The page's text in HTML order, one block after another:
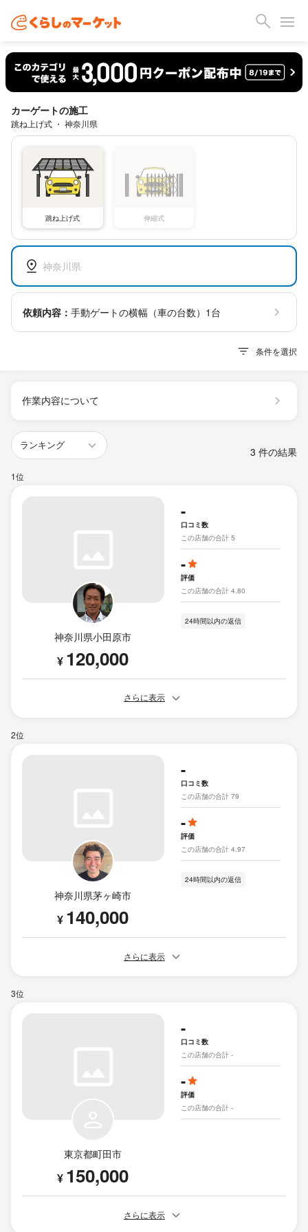
カーゲートの施工
跳ね上げ式 ・ 神奈川県
跳ね上げ式 伸縮式
神奈川県
依頼内容： 手動ゲートの横幅（車の台数）1台
条件を選択
作業内容について
3 件の結果
1位
神奈川県小田原市
¥ 120,000
-
口コミ数
この店舗の合計 5
-
評価
この店舗の合計 4.80
24時間以内の返信
さらに表示
2位
神奈川県茅ヶ崎市
¥ 140,000
-
口コミ数
この店舗の合計 79
-
評価
この店舗の合計 4.97
24時間以内の返信
さらに表示
3位
東京都町田市
¥ 150,000
-
口コミ数
この店舗の合計 -
-
評価
この店舗の合計 -
さらに表示